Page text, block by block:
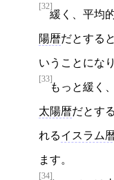
[32]
緩く、平均
陽暦だとする
いうことにな
[33]
もっと緩く、
太陽暦だとす
れるイスラム
ます。
[34]